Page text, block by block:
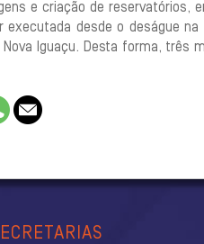
e criação de reservatórios,
desde o deságue na
Iguaçu. Desta forma, três